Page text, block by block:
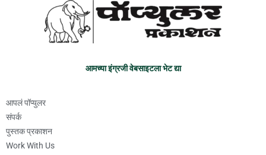
आमच्या इंग्रजी वेबसाइटला भेट द्या
आपलं पॉप्युलर
संपर्क
पुस्तक प्रकाशन
Work With Us